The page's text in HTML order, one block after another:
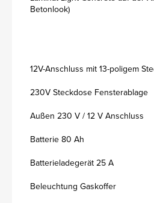
Betonlook)
12V-Anschluss mit 13-poligem
230V Steckdose Fensterablage
Außen 230 V / 12 V Anschluss
Batterie 80 Ah
Batterieladegerät 25 A
Beleuchtung Gaskoffer